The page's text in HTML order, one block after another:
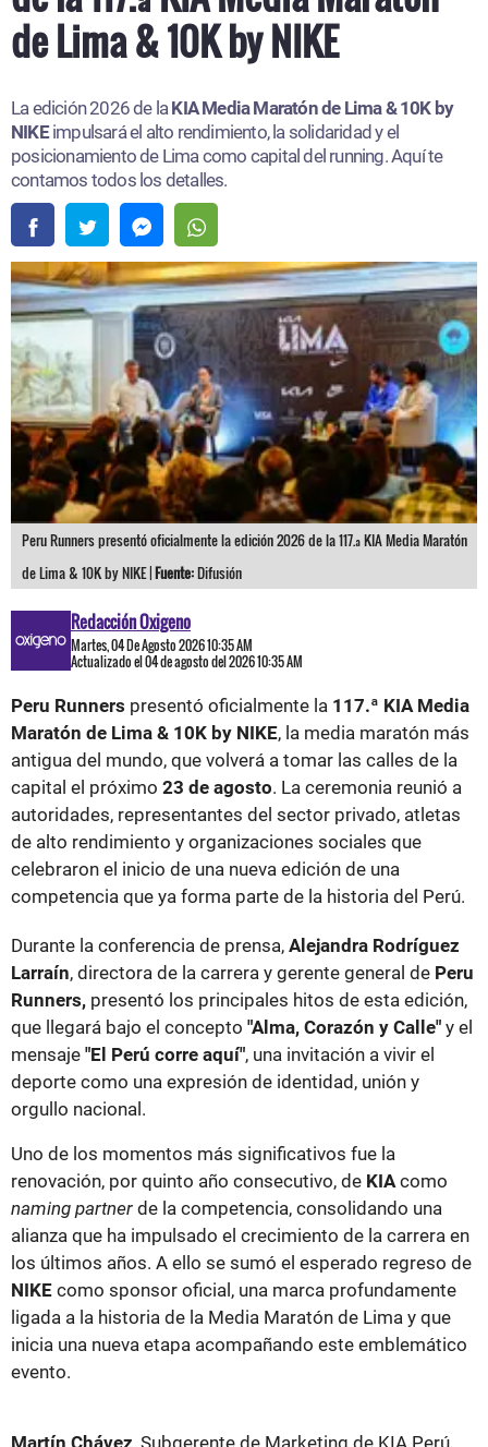
de Lima & 10K by NIKE
La edición 2026 de la KIA Media Maratón de Lima & 10K by
NIKEimpulsará el alto rendimiento, la solidaridad y el
posicionamiento de Lima como capital del running. Aquí te
contamos todos los detalles.
Peru Runners presentó oficialmente la edición 2026 de la 117.ª KIA Media Maratón
de Lima & 10K by NIKE |Fuente:Difusión
Redacción Oxigeno
Martes, 04 De Agosto 2026 10:35 AM
Actualizado el 04 de agosto del 2026 10:35 AM
Peru Runners presentó oficialmente la 117.ª KIA Media
Maratón de Lima & 10K by NIKE, la media maratón más
antigua del mundo, que volverá a tomar las calles de la
capital el próximo 23 de agosto. La ceremonia reunió a
autoridades, representantes del sector privado, atletas
de alto rendimiento y organizaciones sociales que
celebraron el inicio de una nueva edición de una
competencia que ya forma parte de la historia del Perú.
Durante la conferencia de prensa, Alejandra Rodríguez
Larraín, directora de la carrera y gerente general de Peru
Runners, presentó los principales hitos de esta edición,
que llegará bajo el concepto "Alma, Corazón y Calle" y el
mensaje "El Perú corre aquí", una invitación a vivir el
deporte como una expresión de identidad, unión y
orgullo nacional.
Uno de los momentos más significativos fue la
renovación, por quinto año consecutivo, de KIAcomo
naming partner de la competencia, consolidando una
alianza que ha impulsado el crecimiento de la carrera en
los últimos años. A ello se sumó el esperado regreso de
NIKE como sponsor oficial, una marca profundamente
ligada a la historia de la Media Maratón de Lima y que
inicia una nueva etapa acompañando este emblemático
evento.